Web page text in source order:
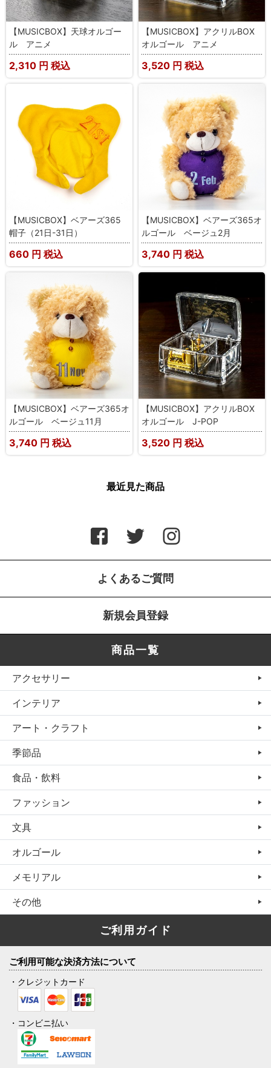
【MUSICBOX】天球オルゴー
ル アニメ
2,310 円 税込
【MUSICBOX】アクリルBOX
オルゴール アニメ
3,520 円 税込
【MUSICBOX】ベアーズ365
帽子（21日-31日）
660 円 税込
【MUSICBOX】ベアーズ365オ
ルゴール ベージュ2月
3,740 円 税込
【MUSICBOX】ベアーズ365オ
ルゴール ベージュ11月
3,740 円 税込
【MUSICBOX】アクリルBOX
オルゴール J-POP
3,520 円 税込
最近見た商品
よくあるご質問
新規会員登録
商品一覧
アクセサリー
インテリア
アート・クラフト
季節品
食品・飲料
ファッション
文具
オルゴール
メモリアル
その他
ご利用ガイド
ご利用可能な決済方法について
・クレジットカード
・コンビニ払い